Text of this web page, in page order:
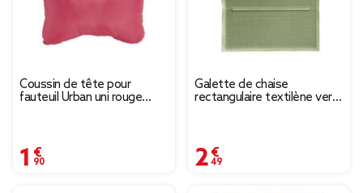
Coussin de tête pour
fauteuil Urban uni rouge
1,90 €
Galette de chaise
rectangulaire textilène vert
2,49 €